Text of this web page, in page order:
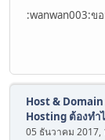
:wanwan003:ข
Host &
Hosting ต้องทำ
05 ธันวาคม 2017,